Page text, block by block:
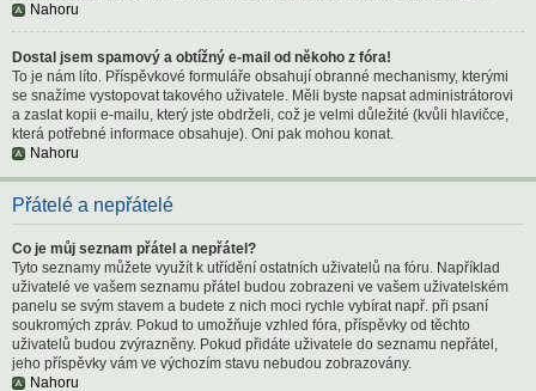
Nahoru
Dostal jsem spamový a obtížný e-mail od někoho z fóra!
To je nám líto. Příspěvkové formuláře obsahují obranné mechanismy, kterými
se snažíme vystopovat takového uživatele. Měli byste napsat administrátorovi
a zaslat kopii e-mailu, který jste obdrželi, což je velmi důležité (kvůli hlavičce,
která potřebné informace obsahuje). Oni pak mohou konat.
Nahoru
Přátelé a nepřátelé
Co je můj seznam přátel a nepřátel?
Tyto seznamy můžete využít k utřídění ostatních uživatelů na fóru. Například
uživatelé ve vašem seznamu přátel budou zobrazeni ve vašem uživatelském
panelu se svým stavem a budete z nich moci rychle vybírat např. při psaní
soukromých zpráv. Pokud to umožňuje vzhled fóra, příspěvky od těchto
uživatelů budou zvýrazněny. Pokud přidáte uživatele do seznamu nepřátel,
jeho příspěvky vám ve výchozím stavu nebudou zobrazovány.
Nahoru